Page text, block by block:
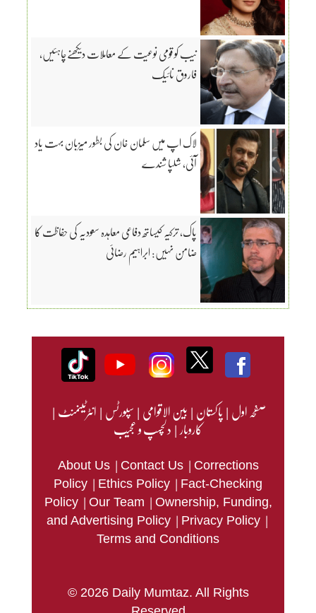
نیب کو قومی نوعیت کے معاملات دیکھنےچاہئیں،
فاروق نائیک
لاک اپ میں سلمان خان کی بطور میزبان بہت یاد
آئی، شلپا شندے
پاک، ترکیہ کیساتھ دفاعی معاہدہ سعودیہ کی حفاظت کا
ضامن نہیں: ابراہیم رضائی
صفحہ اول|پاکستان|بین الاقوامی|سپورٹس|انٹرٹینمنٹ|
کاروبار|دلچسپ و عجیب
About Us | Contact Us | Corrections
Policy | Ethics Policy | Fact-Checking
Policy | Our Team | Ownership, Funding,
and Advertising Policy | Privacy Policy |
Terms and Conditions
© 2026 Daily Mumtaz. All Rights